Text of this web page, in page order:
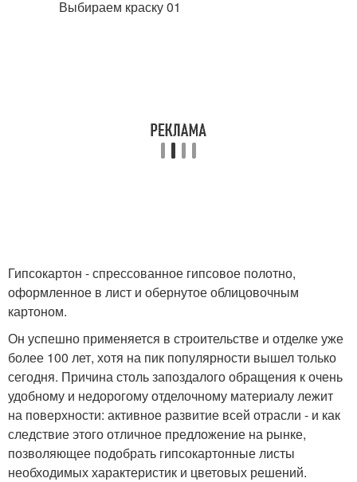
Гипсокартон - спрессованное гипсовое полотно,
оформленное в лист и обернутое облицовочным
картоном.
Он успешно применяется в строительстве и отделке уже
более 100 лет, хотя на пик популярности вышел только
сегодня. Причина столь запоздалого обращения к очень
удобному и недорогому отделочному материалу лежит
на поверхности: активное развитие всей отрасли - и как
следствие этого отличное предложение на рынке,
позволяющее подобрать гипсокартонные листы
необходимых характеристик и цветовых решений.